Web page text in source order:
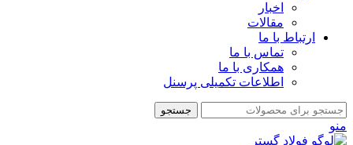
اخبار
مقالات
ارتباط با ما
تماس با ما
همکاری با ما
اطلاعات تکمیلی پرسنل
جستجو
منو